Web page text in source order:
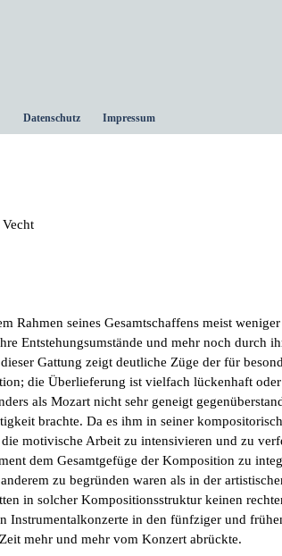
Datenschutz Impressum
Rahmen seines Gesamtschaffens meist
Entstehungsumstände und mehr noch durch
Gattung zeigt deutliche Züge der für
die Überlieferung ist vielfach lückenhaft
als Mozart nicht sehr geneigt
brachte. Da es ihm in seiner
motivische Arbeit zu intensivieren und zu
dem Gesamt­gefüge der Komposition zu
zu begründen waren als in der
in solcher Kompositionsstruktur kei­nen
Instrumentalkonzerte in den fünfziger und
mehr und mehr vom Konzert abrückte.